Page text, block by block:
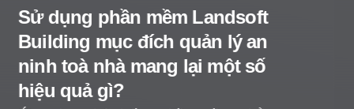
Quản lý chính sách bán hàng
bất động sản trên hệ thống
Landsoft đem đến lợi ích ra